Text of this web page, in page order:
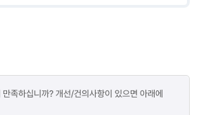
족하십니까? 개선/건의사항이 있으면 아래에